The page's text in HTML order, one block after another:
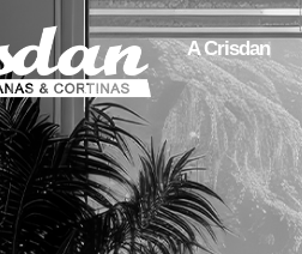
A Crisdan